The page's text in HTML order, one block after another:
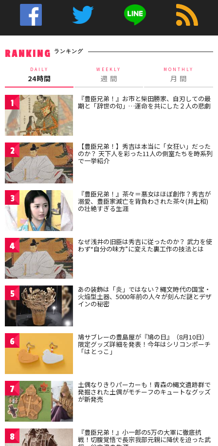
RANKING ランキング
DAILY
24時間
WEEKLY
週 間
MONTHLY
月 間
1 『豊臣兄弟！』お市と柴田勝家、自刃しての最
期と「辞世の句」…運命を共にした２人の悲劇
2 【豊臣兄弟！】秀吉は本当に「女狂い」だった
のか？ 天下人を彩った11人の側室たちを時系列
で一挙紹介
3 『豊臣兄弟！』茶々＝悪女はほぼ創作？秀吉が
溺愛、豊臣家滅亡を背負わされた茶々(井上和)
の壮絶すぎる生涯
4 なぜ浅井の旧臣は秀吉に従ったのか？ 武力を使
わず“自分の味方”に変えた裏工作の技法とは
5 あの装飾は「炎」ではない？縄文時代の国宝・
火焔型土器、5000年前の人々が刻んだ謎とデザ
インの秘密
6 鳩サブレーの豊島屋が『鳩の日』（8月10日）
限定グッズ詳細を発表！今年はシリコンポーチ
「はとっこ」
7 土偶なりきりパーカーも！青森の縄文遺跡群で
発掘された土偶がモチーフのキュートなグッズ
が新発売
8 『豊臣兄弟！』小一郎の5万の大軍に徹底抗
戦！切腹覚悟で長宗我部元親に降伏を迫った武